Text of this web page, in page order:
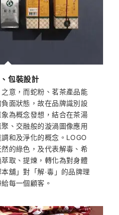
包裝設計
之意，而蛇粉、茗茶產品能
面狀態，故在品牌識別設
為概念發想，結合在茶湯
、交融般的漩渦圖像應用
和及淨化的概念。LOGO
的綠色，及代表解毒、希
取、提煉，轉化為對身體
舖」對「解‧毒」的品牌理
每一個顧客。